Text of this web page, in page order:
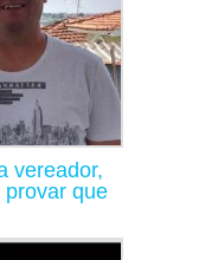
vereador,
que